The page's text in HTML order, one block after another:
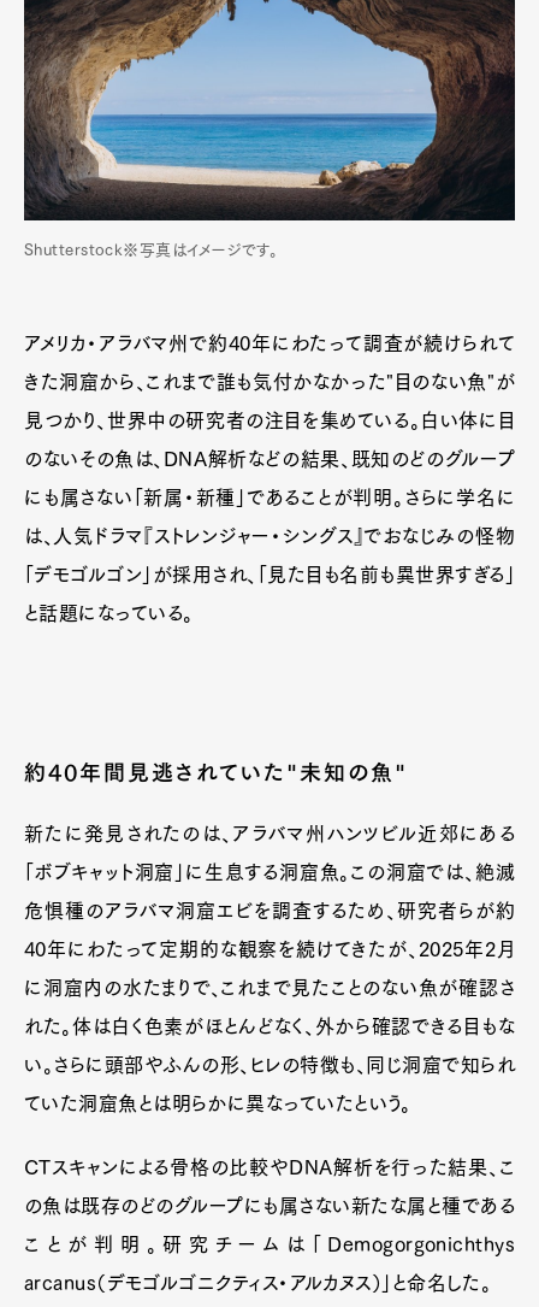
Pen Membership
Contact
Pen Meet
Shutterstock※写真はイメージです。
アメリカ・アラバマ州で約40年にわたって調査が続けられて
きた洞窟から、これまで誰も気付かなかった"目のない魚"が
見つかり、世界中の研究者の注目を集めている。白い体に目
のないその魚は、DNA解析などの結果、既知のどのグループ
にも属さない「新属・新種」であることが判明。さらに学名に
は、人気ドラマ『ストレンジャー・シングス』でおなじみの怪物
「デモゴルゴン」が採用され、「見た目も名前も異世界すぎる」
と話題になっている。
約40年間見逃されていた"未知の魚"
新たに発見されたのは、アラバマ州ハンツビル近郊にある
「ボブキャット洞窟」に生息する洞窟魚。この洞窟では、絶滅
危惧種のアラバマ洞窟エビを調査するため、研究者らが約
40年にわたって定期的な観察を続けてきたが、2025年2月
に洞窟内の水たまりで、これまで見たことのない魚が確認さ
れた。体は白く色素がほとんどなく、外から確認できる目もな
い。さらに頭部やふんの形、ヒレの特徴も、同じ洞窟で知られ
ていた洞窟魚とは明らかに異なっていたという。
CTスキャンによる骨格の比較やDNA解析を行った結果、こ
の魚は既存のどのグループにも属さない新たな属と種である
ことが判明。研究チームは「Demogorgonichthys
arcanus（デモゴルゴニクティス・アルカヌス）」と命名した。